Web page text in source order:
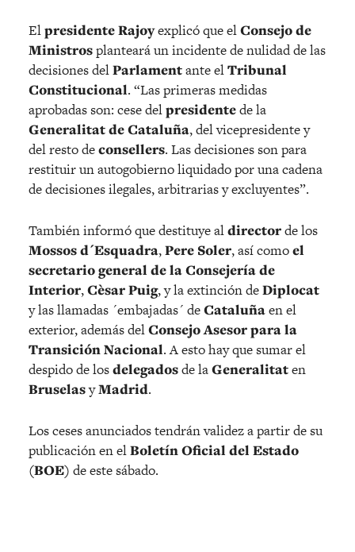
Elpresidente Rajoyexplicó que elConsejo de
Ministrosplanteará un incidente de nulidad de las
decisiones delParlamentante elTribunal
Constitucional. “Las primeras medidas
aprobadas son: cese delpresidentede la
Generalitat de Cataluña, del vicepresidente y
del resto deconsellers. Las decisiones son para
restituir un autogobierno liquidado por una cadena
de decisiones ilegales, arbitrarias y excluyentes”.
También informó que destituye aldirectorde los
Mossos d´Esquadra,Pere Soler, así comoel
secretario general de la Consejería de
Interior,Cèsar Puig, y la extinción deDiplocat
y las llamadas ´embajadas´ deCataluñaen el
exterior, además delConsejo Asesor para la
Transición Nacional. A esto hay que sumar el
despido de losdelegadosde laGeneralitaten
BruselasyMadrid.
Los ceses anunciados tendrán validez a partir de su
publicación en elBoletín Oficial del Estado
(BOE) de este sábado.